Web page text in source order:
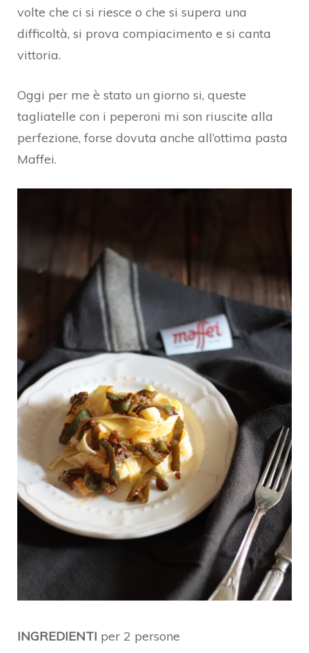
volte che ci si riesce o che si supera una
difficoltà, si prova compiacimento e si canta
vittoria.
Oggi per me è stato un giorno si, queste
tagliatelle con i peperoni mi son riuscite alla
perfezione, forse dovuta anche all’ottima pasta
Maffei.
INGREDIENTI per 2 persone